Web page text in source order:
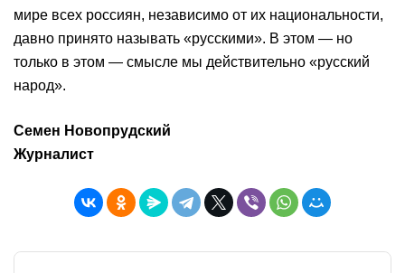
мире всех россиян, независимо от их национальности,
давно принято называть «русскими». В этом — но
только в этом — смысле мы действительно «русский
народ».
Семен Новопрудский
Журналист